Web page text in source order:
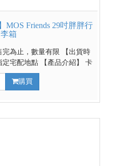
MOS Friends 29吋胖胖行
李箱
完為止，數量有限 【出貨時
定宅配地點 【產品介紹】 卡
計，1:9的上蓋與箱體，將箱
開蓋不占空間，可輕鬆快速
套及MOS Friends行李束帶
購買